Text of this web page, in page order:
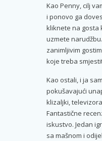
Kao Penny, cilj
i ponovo ga
kliknete na gosta
uzmete
zanimljivim
koje treba
Kao ostali, i ja
pokušavajući
klizaljki,
Fantastične
iskustvo. Jedan
sa mašnom i